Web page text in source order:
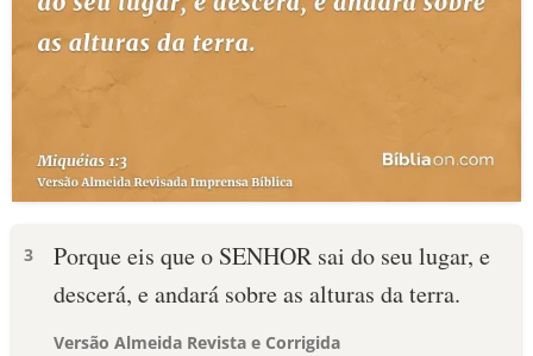
3
Porque eis que o SENHOR sai do seu lugar, e
descerá, e andará sobre as alturas da terra.
Versão Almeida Revista e Corrigida